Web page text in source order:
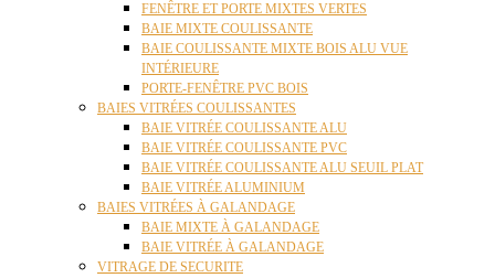
FENÊTRE ET PORTE MIXTES VERTES
BAIE MIXTE COULISSANTE
BAIE COULISSANTE MIXTE BOIS ALU VUE
INTÉRIEURE
PORTE-FENÊTRE PVC BOIS
BAIES VITRÉES COULISSANTES
BAIE VITRÉE COULISSANTE ALU
BAIE VITRÉE COULISSANTE PVC
BAIE VITRÉE COULISSANTE ALU SEUIL PLAT
BAIE VITRÉE ALUMINIUM
BAIES VITRÉES À GALANDAGE
BAIE MIXTE À GALANDAGE
BAIE VITRÉE À GALANDAGE
VITRAGE DE SECURITE